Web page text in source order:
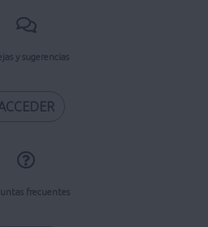
y sugerencias
frecuentes